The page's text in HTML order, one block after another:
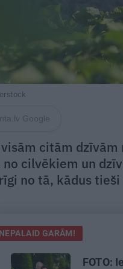
Google
citām
cilvēkiem un
no tā, kādus
NEPALAID GARĀM!
FOTO: